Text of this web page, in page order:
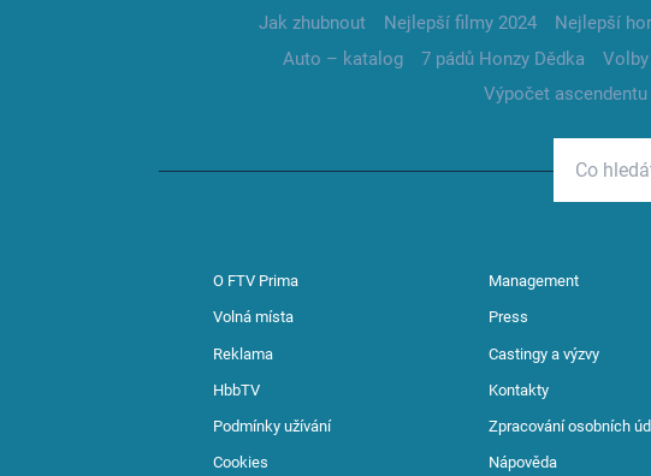
Jak zhubnout Nejlepší filmy 2024 Nejlepší
Auto – katalog
7 pádů Honzy Dědka
Výpočet ascendentu
O FTV Prima Management
Volná místa Press
Reklama Castingy a výzvy
HbbTV Kontakty
Podmínky užívání Zpracování osobních
Cookies Nápověda